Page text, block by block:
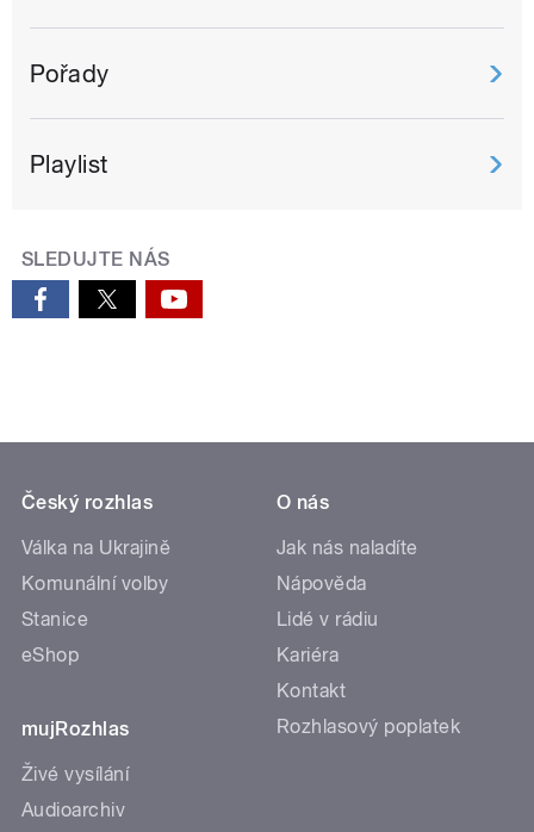
Pořady
Playlist
SLEDUJTE NÁS
Český rozhlas
Válka na Ukrajině
Komunální volby
Stanice
eShop
mujRozhlas
Živé vysílání
Audioarchiv
O nás
Jak nás naladíte
Nápověda
Lidé v rádiu
Kariéra
Kontakt
Rozhlasový poplatek